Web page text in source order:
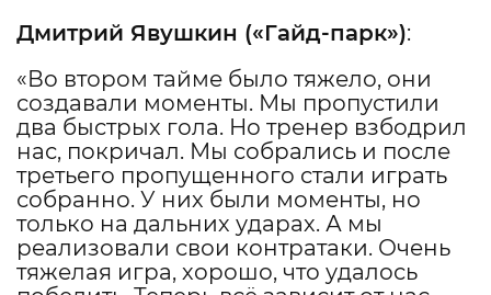
Дмитрий Явушкин («Гайд-парк»):
«Во втором тайме было тяжело, они
создавали моменты. Мы пропустили
два быстрых гола. Но тренер взбодрил
нас, покричал. Мы собрались и после
третьего пропущенного стали играть
собранно. У них были моменты, но
только на дальних ударах. А мы
реализовали свои контратаки. Очень
тяжелая игра, хорошо, что удалось